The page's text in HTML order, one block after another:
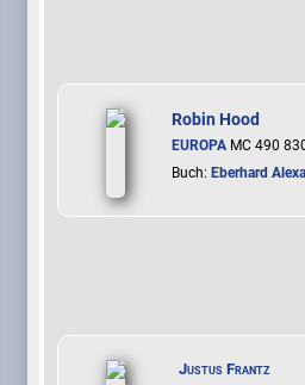
Robin Hood
EUROPA MC 490
Buch: Eberhard
Justus Frantz